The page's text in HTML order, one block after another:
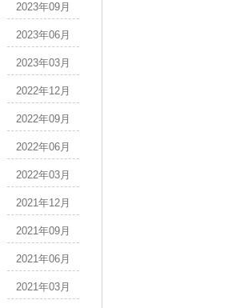
2023年09月
2023年06月
2023年03月
2022年12月
2022年09月
2022年06月
2022年03月
2021年12月
2021年09月
2021年06月
2021年03月